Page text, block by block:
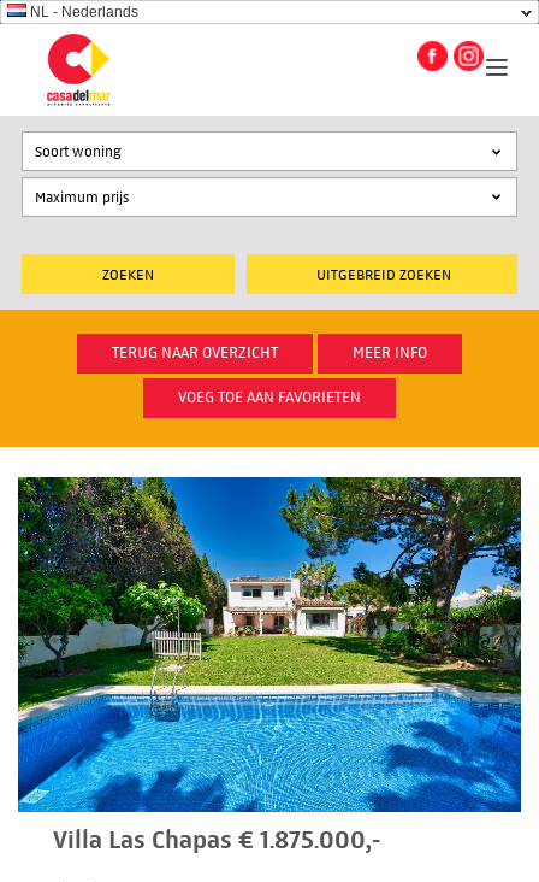
NL - Nederlands
UITGEBREID ZOEKEN
Soort woning
TERUG NAAR OVERZICHT MEER INFO
VOEG TOE AAN FAVORIETEN
Villa Las Chapas € 1.875.000,-